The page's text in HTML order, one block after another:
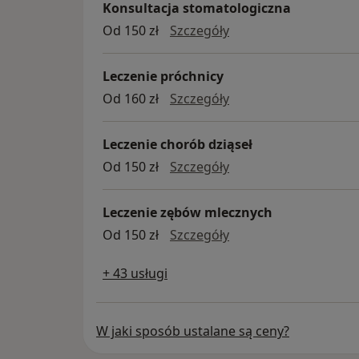
Konsultacja stomatologiczna
Od 150 zł
SzczegółyKonsultacja
Leczenie próchnicy
Od 160 zł
Szczegółyleczenie próchnicy
Leczenie chorób dziąseł
Od 150 zł
Szczegółyleczenie chorób
Leczenie zębów mlecznych
Od 150 zł
Szczegółyleczenie zębów
+ 43 usługi
W jaki sposób ustalane są ceny?